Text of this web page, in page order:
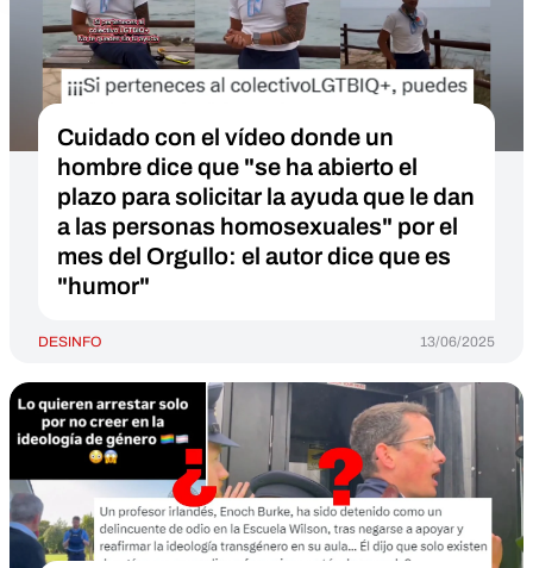
Cuidado con el vídeo donde un
hombre dice que "se ha abierto el
plazo para solicitar la ayuda que le dan
a las personas homosexuales" por el
mes del Orgullo: el autor dice que es
"humor"
DESINFO 13/06/2025